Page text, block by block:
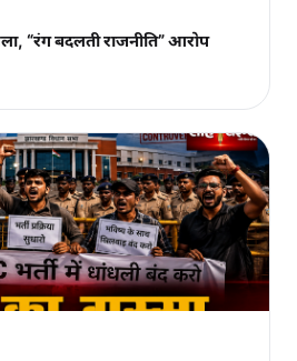
“रंग बदलती राजनीति” आरोप